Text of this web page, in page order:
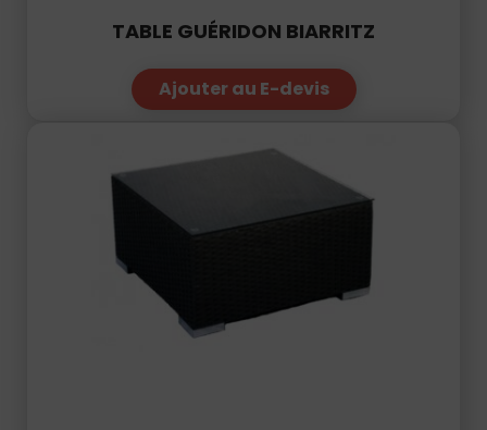
TABLE GUÉRIDON BIARRITZ
Ajouter au E-devis